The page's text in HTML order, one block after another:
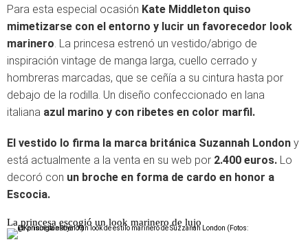
Para esta especial ocasión Kate Middleton quiso
mimetizarse con el entorno y lucir un favorecedor look
marinero. La princesa estrenó un vestido/abrigo de
inspiración vintage de manga larga, cuello cerrado y
hombreras marcadas, que se ceñía a su cintura hasta por
debajo de la rodilla. Un diseño confeccionado en lana
italiana azul marino y con ribetes en color marfil.
El vestido lo firma la marca británica Suzannah London y
está actualmente a la venta en su web por 2.400 euros. Lo
decoró con un broche en forma de cardo en honor a
Escocia.
La princesa escogió un look marinero de lujo